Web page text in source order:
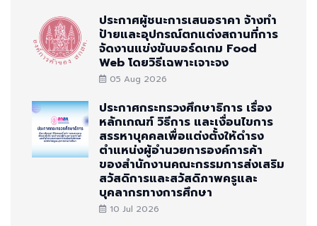
ประกาศผู้ชนะการเสนอราคา จ้างทำ
ป้ายและอุปกรณ์ตกแต่งสถานที่การ
จัดงานแข่งขันบอร์ดเกม Food
Web โดยวิธีเฉพาะเจาะจง
05 Aug 2026
ประกาศกระทรวงศึกษาธิการ เรื่อง
หลักเกณฑ์ วิธีการ และเงื่อนไขการ
สรรหาบุคคลเพื่อแต่งตั้งให้ดำรง
ตำแหน่งผู้อำนวยการองค์การค้า
ของสำนักงานคณะกรรมการส่งเสริม
สวัสดิการและสวัสดิภาพครูและ
บุคลากรทางการศึกษา
10 Jul 2026